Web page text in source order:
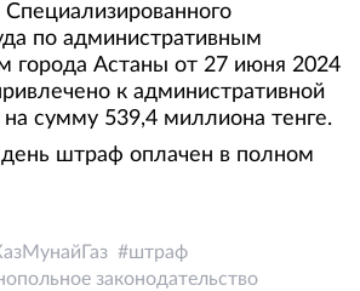
Специализированного
по административным
города Астаны от 27 июня 2024
к административной
на сумму 539,4 миллиона тенге.
штраф оплачен в полном
штраф
законодательство